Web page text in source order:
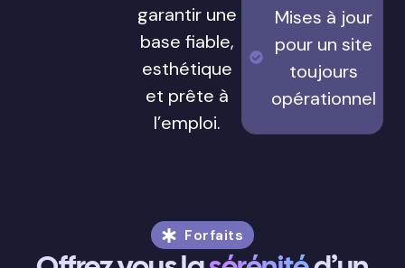
garantir une
base fiable,
esthétique
et prête à
l’emploi.
Mises à jour
pour un site
toujours
opérationnel
Forfaits